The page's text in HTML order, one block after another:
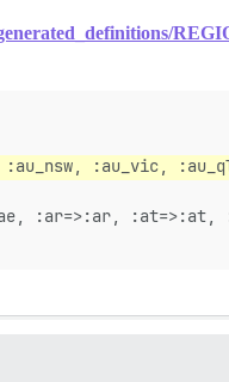
:au_vic,
:ar=>:ar,